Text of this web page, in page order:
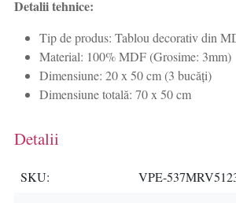
Detalii tehnice:
Tip de produs: Tablou decorativ din
Material: 100% MDF (Grosime: 3mm)
Dimensiune: 20 x 50 cm (3 bucăți)
Dimensiune totală: 70 x 50 cm
Detalii
SKU
VPE-